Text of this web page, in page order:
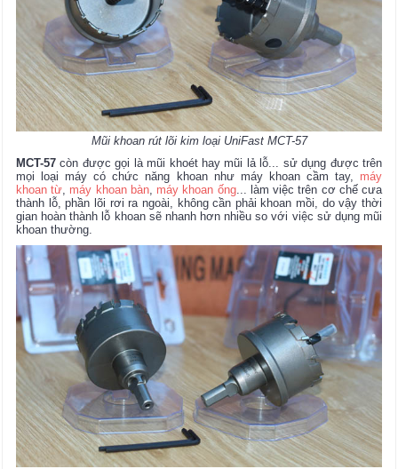
Mũi khoan rút lõi kim loại UniFast MCT-57
MCT-57 còn được gọi là mũi khoét hay mũi lả lỗ... sử dụng được trên
mọi loại máy có chức năng khoan như máy khoan cầm tay, máy
khoan từ máy khoan bàn, máy khoan ống... làm việc trên cơ chế cưa
thành lỗ, phần lõi rơi ra ngoài, không cần phải khoan mồi, do vậy thời
gian hoàn thành lỗ khoan sẽ nhanh hơn nhiều so với việc sử dụng mũi
khoan thường.